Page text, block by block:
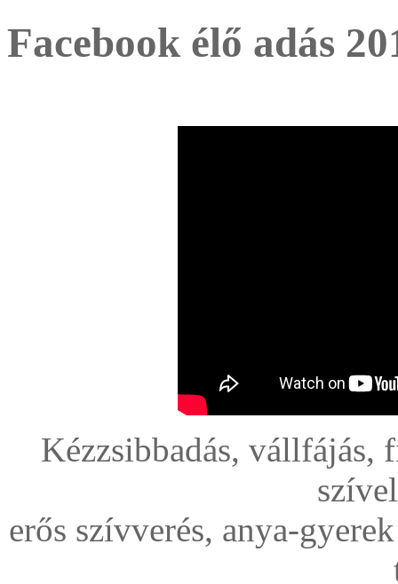
Facebook élő adás
Kézzsibbadás, vállfájás,
erős szívverés, anya-